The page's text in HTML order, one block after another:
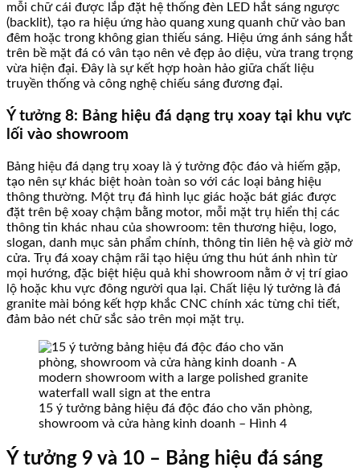
mỗi chữ cái được lắp đặt hệ thống đèn LED hắt sáng ngược
(backlit), tạo ra hiệu ứng hào quang xung quanh chữ vào ban
đêm hoặc trong không gian thiếu sáng. Hiệu ứng ánh sáng hắt
trên bề mặt đá có vân tạo nên vẻ đẹp ảo diệu, vừa trang trọng
vừa hiện đại. Đây là sự kết hợp hoàn hảo giữa chất liệu
truyền thống và công nghệ chiếu sáng đương đại.
Ý tưởng 8: Bảng hiệu đá dạng trụ xoay tại khu vực
lối vào showroom
Bảng hiệu đá dạng trụ xoay là ý tưởng độc đáo và hiếm gặp,
tạo nên sự khác biệt hoàn toàn so với các loại bảng hiệu
thông thường. Một trụ đá hình lục giác hoặc bát giác được
đặt trên bệ xoay chậm bằng motor, mỗi mặt trụ hiển thị các
thông tin khác nhau của showroom: tên thương hiệu, logo,
slogan, danh mục sản phẩm chính, thông tin liên hệ và giờ mở
cửa. Trụ đá xoay chậm rãi tạo hiệu ứng thu hút ánh nhìn từ
mọi hướng, đặc biệt hiệu quả khi showroom nằm ở vị trí giao
lộ hoặc khu vực đông người qua lại. Chất liệu lý tưởng là đá
granite mài bóng kết hợp khắc CNC chính xác từng chi tiết,
đảm bảo nét chữ sắc sảo trên mọi mặt trụ.
15 ý tưởng bảng hiệu đá độc đáo cho văn phòng,
showroom và cửa hàng kinh doanh – Hình 4
Ý tưởng 9 và 10 – Bảng hiệu đá sáng